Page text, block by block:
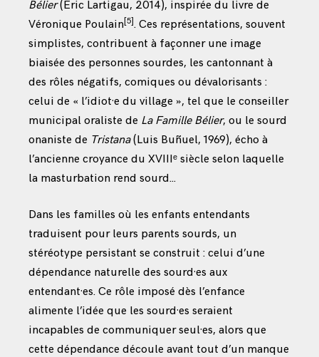
Bélier(Éric Lartigau, 2014), inspirée du livre de
Véronique Poulain[5]. Ces représentations, souvent
simplistes, contribuent à façonner une image
biaisée des personnes sourdes, les cantonnant à
des rôles négatifs, comiques ou dévalorisants :
celui de « l’idiot·e du village », tel que le conseiller
municipal oraliste de La Famille Bélier, ou le sourd
onaniste de Tristana(Luis Buñuel, 1969), écho à
l’ancienne croyance du XVIIIᵉ siècle selon laquelle
la masturbation rend sourd…
Dans les familles où les enfants entendants
traduisent pour leurs parents sourds, un
stéréotype persistant se construit : celui d’une
dépendance naturelle des sourd·es aux
entendant·es. Ce rôle imposé dès l’enfance
alimente l’idée que les sourd·es seraient
incapables de communiquer seul·es, alors que
cette dépendance découle avant tout d’un manque